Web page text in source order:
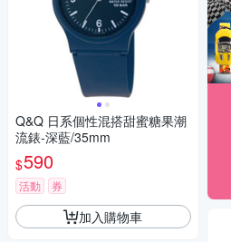
Q&Q 日系個性混搭甜蜜糖果潮
流錶-深藍/35mm
$590
活動 券
加入購物車